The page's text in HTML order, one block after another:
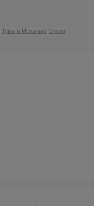
Туры в Испанию Отели